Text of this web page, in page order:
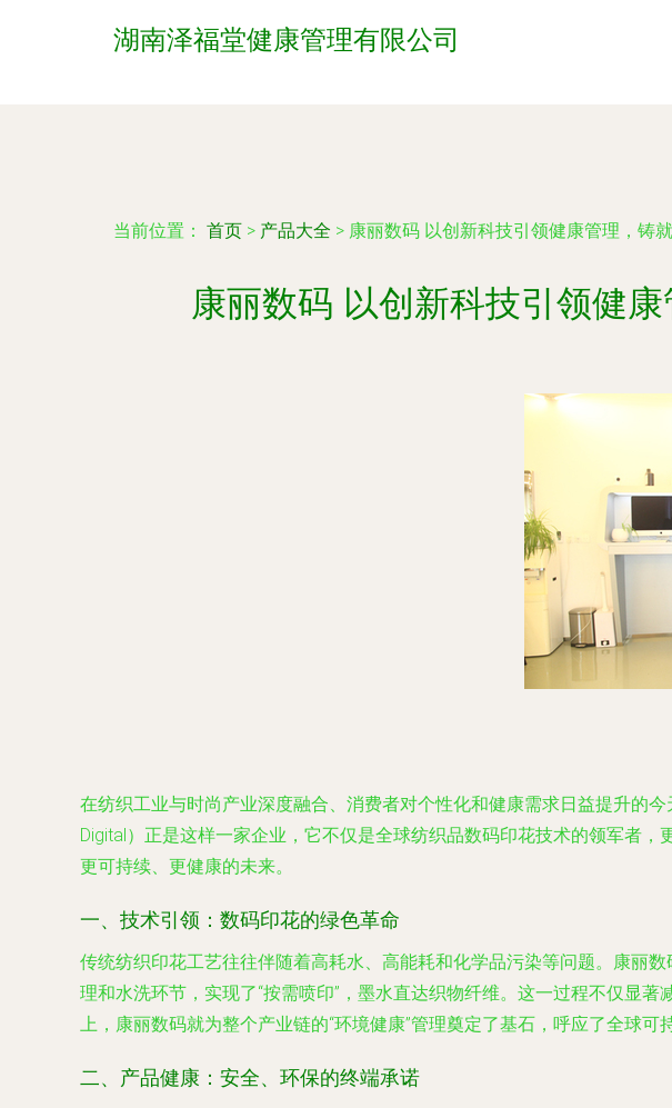
湖南泽福堂健康管理有限公司
当前位置： 首页 > 产品大全 > 康丽数码 以创新科技引领健康管理，铸
康丽数码 以创新科技引领健
在纺织工业与时尚产业深度融合、消费者对个性化和健康需求日益提升的
Digital）正是这样一家企业，它不仅是全球纺织品数码印花技术的领军者
更可持续、更健康的未来。
一、技术引领：数码印花的绿色革命
传统纺织印花工艺往往伴随着高耗水、高能耗和化学品污染等问题。康丽
理和水洗环节，实现了“按需喷印”，墨水直达织物纤维。这一过程不仅显
上，康丽数码就为整个产业链的“环境健康”管理奠定了基石，呼应了全球可
二、产品健康：安全、环保的终端承诺